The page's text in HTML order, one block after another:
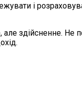
і
здійсненне. Не